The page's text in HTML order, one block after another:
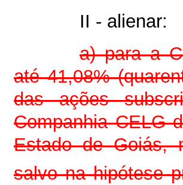
II - alienar:
a) para a
até 41,08%
das ações
Companhia CELG
Estado de Goiás,
salvo na hipótese